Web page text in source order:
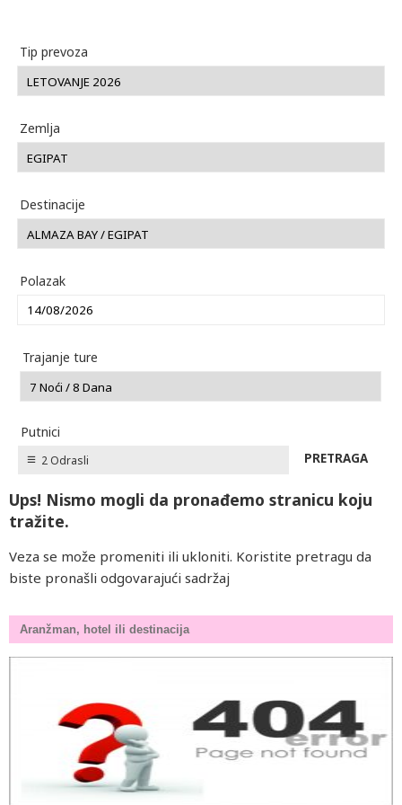
Tip prevoza
Zemlja
Destinacije
Polazak
Trajanje ture
Putnici
2 Odrasli
Ups! Nismo mogli da pronađemo stranicu koju
tražite.
Veza se može promeniti ili ukloniti. Koristite pretragu da
biste pronašli odgovarajući sadržaj